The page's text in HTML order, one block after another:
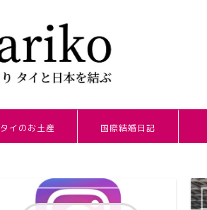
タイのお土産 国際結婚日記